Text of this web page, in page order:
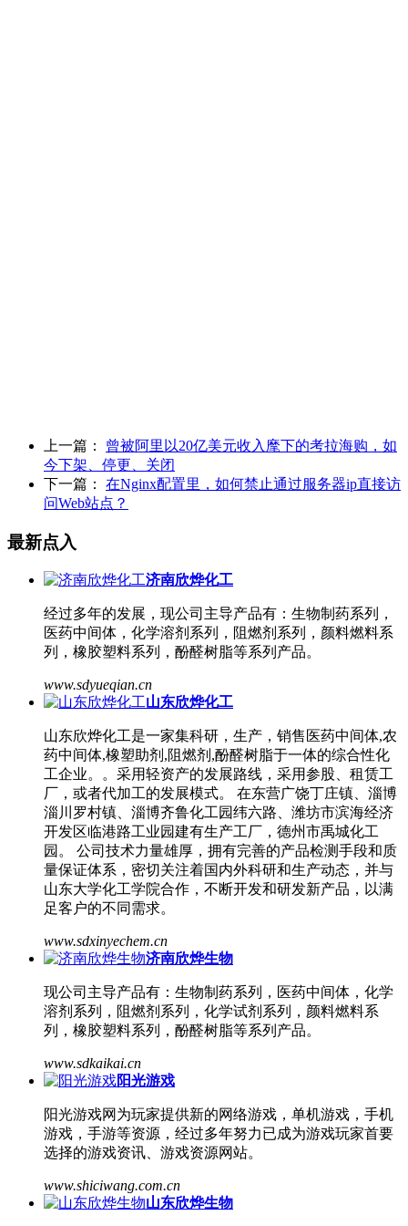
上一篇： 曾被阿里以20亿美元收入麾下的考拉海购，如
今下架、停更、关闭
下一篇： 在Nginx配置里，如何禁止通过服务器ip直接访
问Web站点？
最新点入
济南欣烨化工
经过多年的发展，现公司主导产品有：生物制药系列，
医药中间体，化学溶剂系列，阻燃剂系列，颜料燃料系
列，橡胶塑料系列，酚醛树脂等系列产品。
www.sdyueqian.cn
山东欣烨化工
山东欣烨化工是一家集科研，生产，销售医药中间体,农
药中间体,橡塑助剂,阻燃剂,酚醛树脂于一体的综合性化
工企业。。采用轻资产的发展路线，采用参股、租赁工
厂，或者代加工的发展模式。 在东营广饶丁庄镇、淄博
淄川罗村镇、淄博齐鲁化工园纬六路、潍坊市滨海经济
开发区临港路工业园建有生产工厂，德州市禹城化工
园。 公司技术力量雄厚，拥有完善的产品检测手段和质
量保证体系，密切关注着国内外科研和生产动态，并与
山东大学化工学院合作，不断开发和研发新产品，以满
足客户的不同需求。
www.sdxinyechem.cn
济南欣烨生物
现公司主导产品有：生物制药系列，医药中间体，化学
溶剂系列，阻燃剂系列，化学试剂系列，颜料燃料系
列，橡胶塑料系列，酚醛树脂等系列产品。
www.sdkaikai.cn
阳光游戏
阳光游戏网为玩家提供新的网络游戏，单机游戏，手机
游戏，手游等资源，经过多年努力已成为游戏玩家首要
选择的游戏资讯、游戏资源网站。
www.shiciwang.com.cn
山东欣烨生物